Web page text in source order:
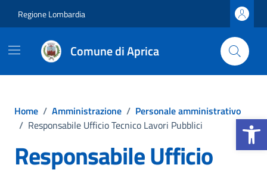
Apri la
Regione Lombardia
Comune di Aprica
Home / Amministrazione / Personale amministrativo
/ Responsabile Ufficio Tecnico Lavori Pubblici
Responsabile Ufficio